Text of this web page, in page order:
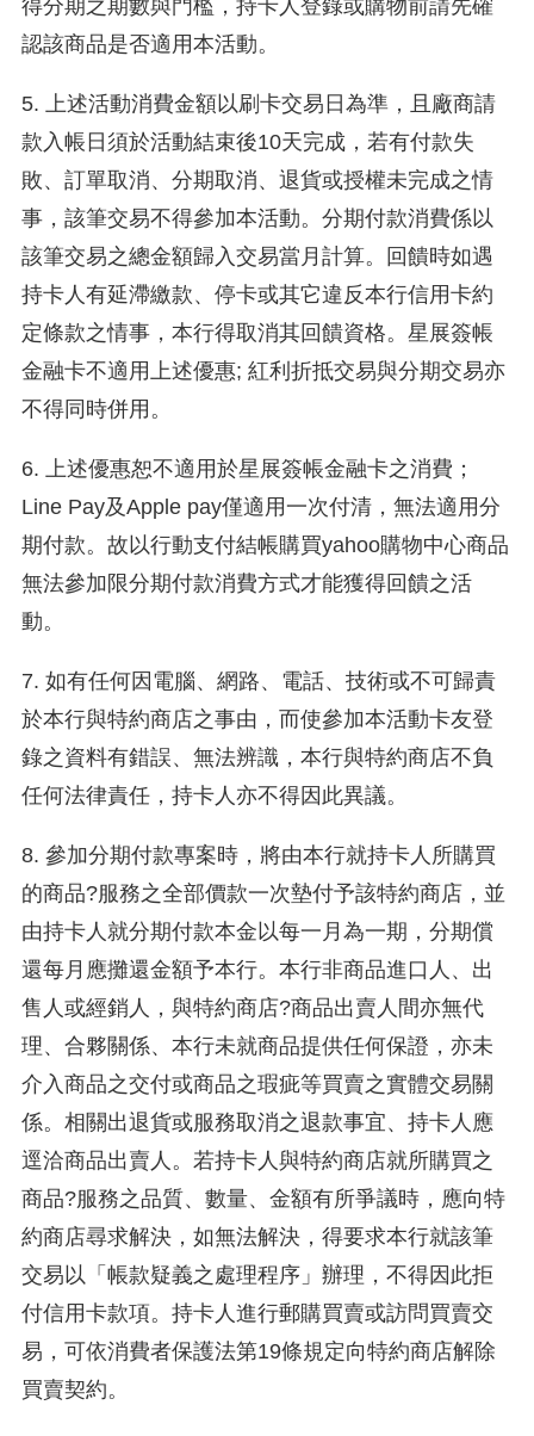
得分期之期數與門檻，持卡人登錄或購物前請先確
認該商品是否適用本活動。
5. 上述活動消費金額以刷卡交易日為準，且廠商請
款入帳日須於活動結束後10天完成，若有付款失
敗、訂單取消、分期取消、退貨或授權未完成之情
事，該筆交易不得參加本活動。分期付款消費係以
該筆交易之總金額歸入交易當月計算。回饋時如遇
持卡人有延滯繳款、停卡或其它違反本行信用卡約
定條款之情事，本行得取消其回饋資格。星展簽帳
金融卡不適用上述優惠; 紅利折抵交易與分期交易亦
不得同時併用。
6. 上述優惠恕不適用於星展簽帳金融卡之消費；
Line Pay及Apple pay僅適用一次付清，無法適用分
期付款。故以行動支付結帳購買yahoo購物中心商品
無法參加限分期付款消費方式才能獲得回饋之活
動。
7. 如有任何因電腦、網路、電話、技術或不可歸責
於本行與特約商店之事由，而使參加本活動卡友登
錄之資料有錯誤、無法辨識，本行與特約商店不負
任何法律責任，持卡人亦不得因此異議。
8. 參加分期付款專案時，將由本行就持卡人所購買
的商品?服務之全部價款一次墊付予該特約商店，並
由持卡人就分期付款本金以每一月為一期，分期償
還每月應攤還金額予本行。本行非商品進口人、出
售人或經銷人，與特約商店?商品出賣人間亦無代
理、合夥關係、本行未就商品提供任何保證，亦未
介入商品之交付或商品之瑕疵等買賣之實體交易關
係。相關出退貨或服務取消之退款事宜、持卡人應
逕洽商品出賣人。若持卡人與特約商店就所購買之
商品?服務之品質、數量、金額有所爭議時，應向特
約商店尋求解決，如無法解決，得要求本行就該筆
交易以「帳款疑義之處理程序」辦理，不得因此拒
付信用卡款項。持卡人進行郵購買賣或訪問買賣交
易，可依消費者保護法第19條規定向特約商店解除
買賣契約。